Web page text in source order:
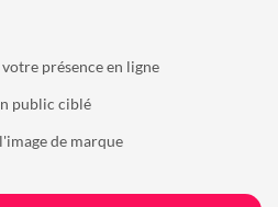
présence en ligne
public ciblé
de marque